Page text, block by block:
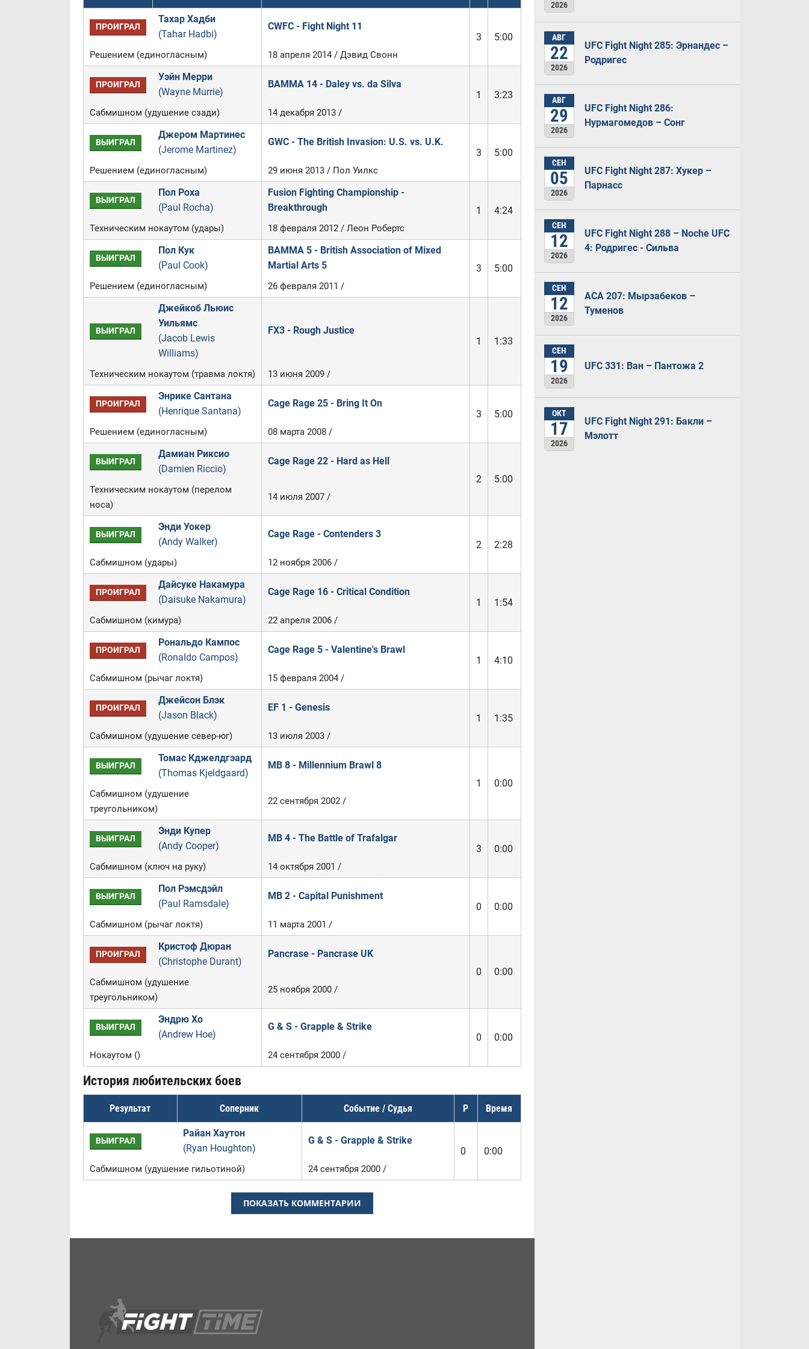
ПРОИГРАЛ
Тахар Хадби
(Tahar Hadbi)
CWFC - Fight Night 11
3
5:00
Решением (единогласным) 18 апреля 2014 / Дэвид Свонн
ПРОИГРАЛ
Уэйн Мерри
(Wayne Murrie)
BAMMA 14 - Daley vs. da Silva
1
3:23
Сабмишном (удушение сзади) 14 декабря 2013 /
ВЫИГРАЛ
Джером Мартинес
(Jerome Martinez)
GWC - The British Invasion: U.S. vs. U.K.
3
5:00
Решением (единогласным) 29 июня 2013 / Пол Уилкс
ВЫИГРАЛ
Пол Роха
(Paul Rocha)
Fusion Fighting Championship -
Breakthrough
1 4:24
Техническим нокаутом (удары) 18 февраля 2012 / Леон Робертс
ВЫИГРАЛ
Пол Кук
(Paul Cook)
BAMMA 5 - British Association of Mixed
Martial Arts 5
3 5:00
Решением (единогласным) 26 февраля 2011 /
ВЫИГРАЛ
Джейкоб Льюис
Уильямс
(Jacob Lewis
Williams)
FX3 - Rough Justice
1
1:33
Техническим нокаутом (травма локтя) 13 июня 2009 /
ПРОИГРАЛ
Энрике Сантана
(Henrique Santana)
Cage Rage 25 - Bring It On
3
5:00
Решением (единогласным) 08 марта 2008 /
ВЫИГРАЛ
Дамиан Риксио
(Damien Riccio)
Cage Rage 22 - Hard as Hell
2
5:00
Техническим нокаутом (перелом
носа)
14 июля 2007 /
ВЫИГРАЛ
Энди Уокер
(Andy Walker)
Cage Rage - Contenders 3
2
2:28
Сабмишном (удары) 12 ноября 2006 /
ПРОИГРАЛ
Дайсуке Накамура
(Daisuke Nakamura)
Cage Rage 16 - Critical Condition
1
1:54
Сабмишном (кимура) 22 апреля 2006 /
ПРОИГРАЛ
Рональдо Кампос
(Ronaldo Campos)
Cage Rage 5 - Valentine's Brawl
1
4:10
Сабмишном (рычаг локтя) 15 февраля 2004 /
ПРОИГРАЛ
Джейсон Блэк
(Jason Black)
EF 1 - Genesis
1
1:35
Сабмишном (удушение север-юг) 13 июля 2003 /
ВЫИГРАЛ
Томас Кджелдгэард
(Thomas Kjeldgaard)
MB 8 - Millennium Brawl 8
1
0:00
Сабмишном (удушение
треугольником)
22 сентября 2002 /
ВЫИГРАЛ
Энди Купер
(Andy Cooper)
MB 4 - The Battle of Trafalgar
3
0:00
Сабмишном (ключ на руку) 14 октября 2001 /
ВЫИГРАЛ
Пол Рэмсдэйл
(Paul Ramsdale)
MB 2 - Capital Punishment
0
0:00
Сабмишном (рычаг локтя) 11 марта 2001 /
ПРОИГРАЛ
Кристоф Дюран
(Christophe Durant)
Pancrase - Pancrase UK
0
0:00
Сабмишном (удушение
треугольником)
25 ноября 2000 /
ВЫИГРАЛ
Эндрю Хо
(Andrew Hoe)
G & S - Grapple & Strike
0
0:00
Нокаутом () 24 сентября 2000 /
История любительских боев
Результат Соперник Событие / Судья Р Время
ВЫИГРАЛ
Райан Хаутон
(Ryan Houghton)
G & S - Grapple & Strike
0
0:00
Сабмишном (удушение гильотиной) 24 сентября 2000 /
ПОКАЗАТЬ КОММЕНТАРИИ
2026
АВГ
22
2026
UFC Fight Night 285: Эрнандес –
Родригес
АВГ
29
2026
UFC Fight Night 286:
Нурмагомедов – Сонг
СЕН
05
2026
UFC Fight Night 287: Хукер –
Парнасс
СЕН
12
2026
UFC Fight Night 288 – Noche UFC
4: Родригес - Сильва
СЕН
12
2026
ACA 207: Мырзабеков –
Туменов
СЕН
19
2026
UFC 331: Ван – Пантожа 2
ОКТ
17
2026
UFC Fight Night 291: Бакли –
Мэлотт